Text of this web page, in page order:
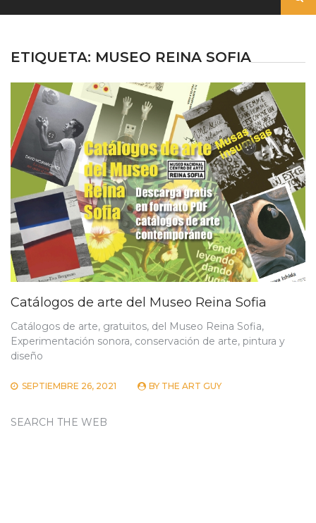
ETIQUETA: MUSEO REINA SOFIA
Catálogos de arte del Museo Reina Sofia
Catálogos de arte, gratuitos, del Museo Reina Sofia,
Experimentación sonora, conservación de arte, pintura y
diseño
SEPTIEMBRE 26, 2021 BY THE ART GUY
SEARCH THE WEB